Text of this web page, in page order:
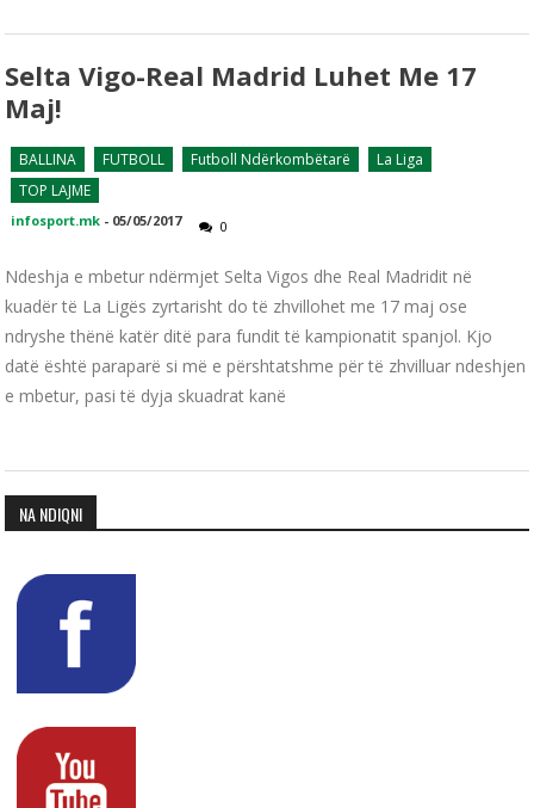
Selta Vigo-Real Madrid Luhet Me 17
Maj!
BALLINA FUTBOLL Futboll Ndërkombëtarë
La Liga
TOP LAJME
infosport.mk - 05/05/2017 0
Ndeshja e mbetur ndërmjet Selta Vigos dhe Real Madridit në
kuadër të La Ligës zyrtarisht do të zhvillohet me 17 maj ose
ndryshe thënë katër ditë para fundit të kampionatit spanjol. Kjo
datë është paraparë si më e përshtatshme për të zhvilluar ndeshjen
e mbetur, pasi të dyja skuadrat kanë
NA NDIQNI